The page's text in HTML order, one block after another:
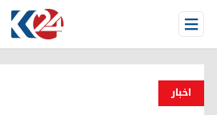
Open Menu
اخبار